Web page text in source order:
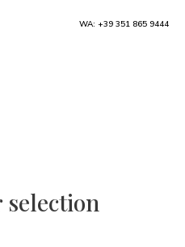
selection
WA: +39 351 865 9444